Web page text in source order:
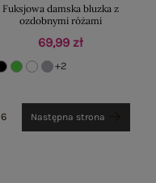
Fuksjowa damska bluzka z
ozdobnymi różami
69,99 zł
+2
6 Następna strona